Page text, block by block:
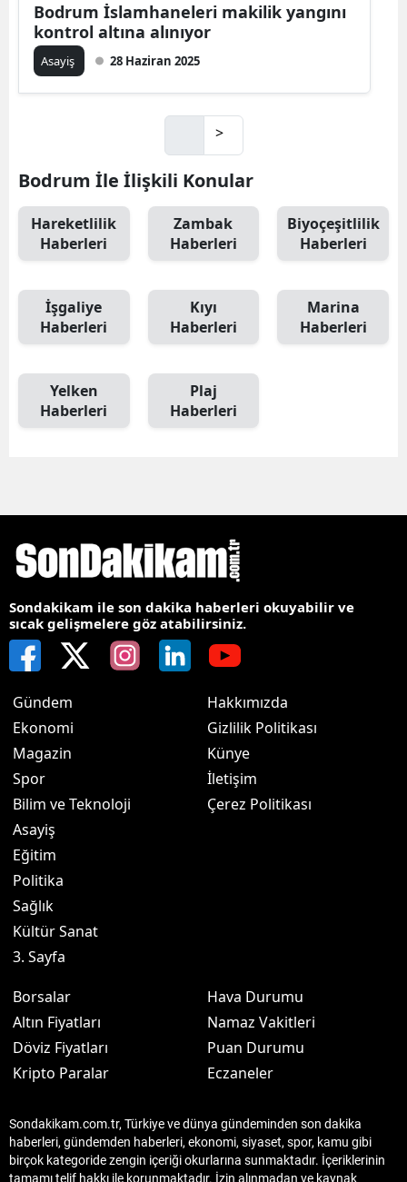
Bodrum İslamhaneleri makilik yangını
kontrol altına alınıyor
Asayiş 28 Haziran 2025
>
Bodrum İle İlişkili Konular
Hareketlilik
Haberleri
Zambak
Haberleri
Biyoçeşitlilik
Haberleri
İşgaliye
Haberleri
Kıyı
Haberleri
Marina
Haberleri
Yelken
Haberleri
Plaj
Haberleri
Sondakikam ile son dakika haberleri okuyabilir ve
sıcak gelişmelere göz atabilirsiniz.
Gündem
Ekonomi
Magazin
Spor
Bilim ve Teknoloji
Asayiş
Eğitim
Politika
Sağlık
Kültür Sanat
3. Sayfa
Hakkımızda
Gizlilik Politikası
Künye
İletişim
Çerez Politikası
Borsalar
Altın Fiyatları
Döviz Fiyatları
Kripto Paralar
Hava Durumu
Namaz Vakitleri
Puan Durumu
Eczaneler
Sondakikam.com.tr, Türkiye ve dünya gündeminden son dakika
haberleri, gündemden haberleri, ekonomi, siyaset, spor, kamu gibi
birçok kategoride zengin içeriği okurlarına sunmaktadır. İçeriklerinin
tamamı telif hakkı ile korunmaktadır. İzin alınmadan ve kaynak